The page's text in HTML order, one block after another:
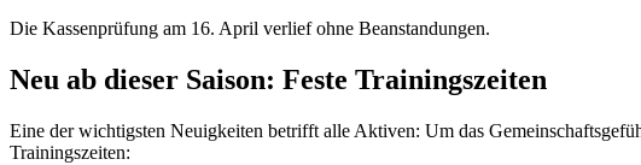
Die Kassenprüfung am 16. April verlief ohne Beanstandungen.
Neu ab dieser Saison: Feste Trainingszeiten
Eine der wichtigsten Neuigkeiten betrifft alle Aktiven: Um das
Trainingszeiten: